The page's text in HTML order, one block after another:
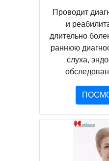
Проводит
и
длительно
раннюю
слуха,